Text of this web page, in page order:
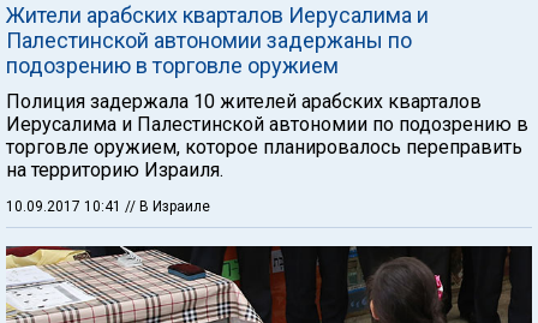
Жители арабских кварталов Иерусалима и
Палестинской автономии задержаны по
подозрению в торговле оружием
Полиция задержала 10 жителей арабских кварталов
Иерусалима и Палестинской автономии по подозрению в
торговле оружием, которое планировалось переправить
на территорию Израиля.
10.09.2017 10:41 // В Израиле